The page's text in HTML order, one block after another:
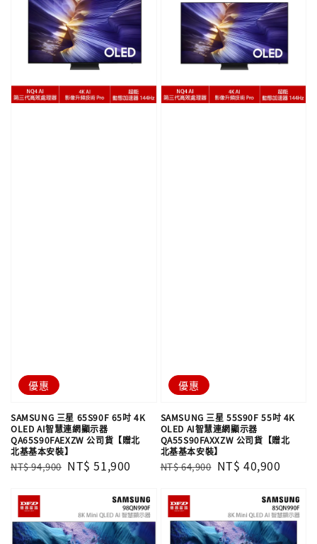
優惠
SAMSUNG 三星 65S90F 65吋 4K
OLED AI智慧連網顯示器
QA65S90FAEXZW 公司貨【贈北
北基基本安裝】
Regular
NT$ 94,900 Sale
NT$ 51,900
優惠
SAMSUNG 三星 55S90F 55吋 4K
OLED AI智慧連網顯示器
QA55S90FAXXZW 公司貨【贈北
北基基本安裝】
Regular
NT$ 64,900 Sale
NT$ 40,900